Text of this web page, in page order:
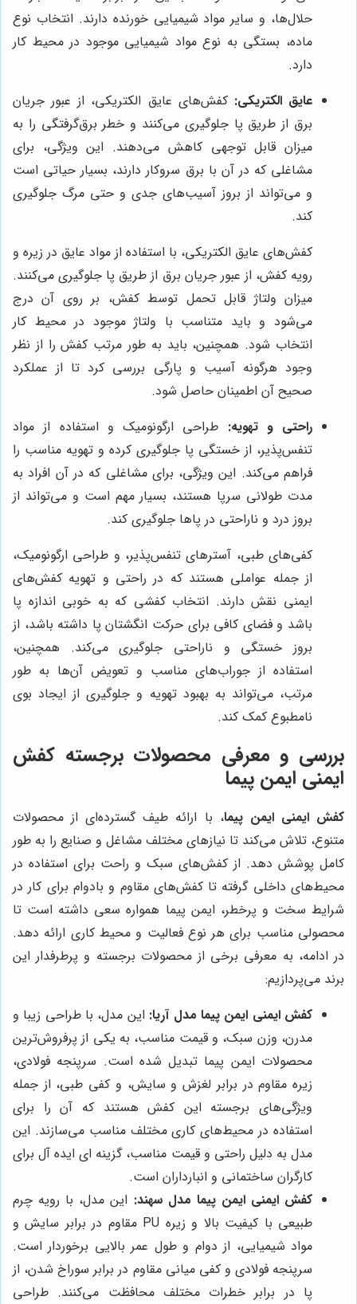
حلال‌ها، و سایر مواد شیمیایی خورنده دارند. انتخاب نوع
ماده، بستگی به نوع مواد شیمیایی موجود در محیط کار
دارد.
عایق الکتریکی: کفش‌های عایق الکتریکی، از عبور جریان
برق از طریق پا جلوگیری می‌کنند و خطر برق‌گرفتگی را به
میزان قابل توجهی کاهش می‌دهند. این ویژگی، برای
مشاغلی که در آن با برق سروکار دارند، بسیار حیاتی است
و می‌تواند از بروز آسیب‌های جدی و حتی مرگ جلوگیری
کند.
کفش‌های عایق الکتریکی، با استفاده از مواد عایق در زیره و
رویه کفش، از عبور جریان برق از طریق پا جلوگیری می‌کنند.
میزان ولتاژ قابل تحمل توسط کفش، بر روی آن درج
می‌شود و باید متناسب با ولتاژ موجود در محیط کار
انتخاب شود. همچنین، باید به طور مرتب کفش را از نظر
وجود هرگونه آسیب و پارگی بررسی کرد تا از عملکرد
صحیح آن اطمینان حاصل شود.
راحتی و تهویه: طراحی ارگونومیک و استفاده از مواد
تنفس‌پذیر، از خستگی پا جلوگیری کرده و تهویه مناسب را
فراهم می‌کند. این ویژگی، برای مشاغلی که در آن افراد به
مدت طولانی سرپا هستند، بسیار مهم است و می‌تواند از
بروز درد و ناراحتی در پاها جلوگیری کند.
کفی‌های طبی، آسترهای تنفس‌پذیر، و طراحی ارگونومیک،
از جمله عواملی هستند که در راحتی و تهویه کفش‌های
ایمنی نقش دارند. انتخاب کفشی که به خوبی اندازه پا
باشد و فضای کافی برای حرکت انگشتان پا داشته باشد، از
بروز خستگی و ناراحتی جلوگیری می‌کند. همچنین،
استفاده از جوراب‌های مناسب و تعویض آن‌ها به طور
مرتب، می‌تواند به بهبود تهویه و جلوگیری از ایجاد بوی
نامطبوع کمک کند.
بررسی و معرفی محصولات برجسته کفش
ایمنی ایمن پیما
کفش ایمنی ایمن پیما، با ارائه طیف گسترده‌ای از محصولات
متنوع، تلاش می‌کند تا نیازهای مختلف مشاغل و صنایع را به طور
کامل پوشش دهد. از کفش‌های سبک و راحت برای استفاده در
محیط‌های داخلی گرفته تا کفش‌های مقاوم و بادوام برای کار در
شرایط سخت و پرخطر، ایمن پیما همواره سعی داشته است تا
محصولی مناسب برای هر نوع فعالیت و محیط کاری ارائه دهد.
در ادامه، به معرفی برخی از محصولات برجسته و پرطرفدار این
برند می‌پردازیم:
کفش ایمنی ایمن پیما مدل آریا: این مدل، با طراحی زیبا و
مدرن، وزن سبک، و قیمت مناسب، به یکی از پرفروش‌ترین
محصولات ایمن پیما تبدیل شده است. سرپنجه فولادی،
زیره مقاوم در برابر لغزش و سایش، و کفی طبی، از جمله
ویژگی‌های برجسته این کفش هستند که آن را برای
استفاده در محیط‌های کاری مختلف مناسب می‌سازند. این
مدل به دلیل راحتی و قیمت مناسب، گزینه ای ایده آل برای
کارگران ساختمانی و انبارداران است.
کفش ایمنی ایمن پیما مدل سهند: این مدل، با رویه چرم
طبیعی با کیفیت بالا و زیره PU مقاوم در برابر سایش و
مواد شیمیایی، از دوام و طول عمر بالایی برخوردار است.
سرپنجه فولادی و کفی میانی مقاوم در برابر سوراخ شدن، از
پا در برابر خطرات مختلف محافظت می‌کنند. طراحی